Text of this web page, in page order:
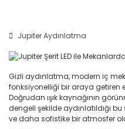
Jupiter Aydınlatma
Gizli aydınlatma, modern iç
fonksiyonelliği bir araya getiren
Doğrudan ışık kaynağının
dengeli şekilde aydınlatıldığı
ve daha sofistike bir atmosfer